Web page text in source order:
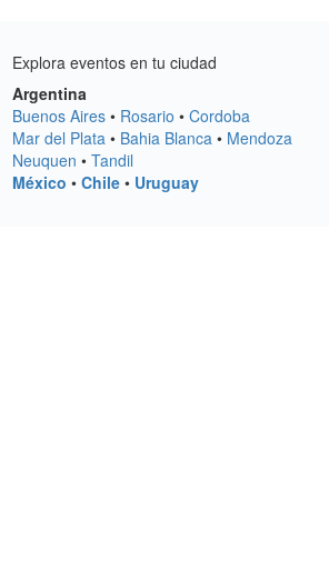
Explora eventos en tu ciudad
Argentina
Buenos Aires • Rosario •Cordoba
Mar del Plata • Bahia Blanca • Mendoza
Neuquen •Tandil
México •Chile • Uruguay